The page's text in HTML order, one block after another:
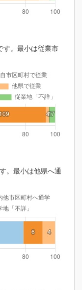
す。最小は従業市
。最小は他県へ通